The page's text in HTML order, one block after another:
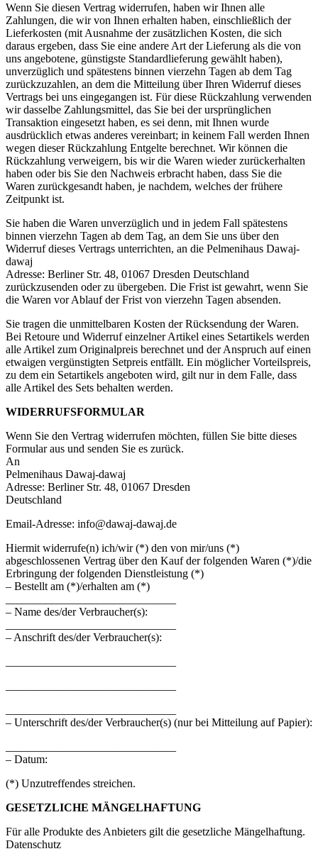
Wenn Sie diesen Vertrag widerrufen, haben wir Ihnen alle
Zahlungen, die wir von Ihnen erhalten haben, einschließlich der
Lieferkosten (mit Ausnahme der zusätzlichen Kosten, die sich
daraus ergeben, dass Sie eine andere Art der Lieferung als die von
uns angebotene, günstigste Standardlieferung gewählt haben),
unverzüglich und spätestens binnen vierzehn Tagen ab dem Tag
zurückzuzahlen, an dem die Mitteilung über Ihren Widerruf dieses
Vertrags bei uns eingegangen ist. Für diese Rückzahlung verwenden
wir dasselbe Zahlungsmittel, das Sie bei der ursprünglichen
Transaktion eingesetzt haben, es sei denn, mit Ihnen wurde
ausdrücklich etwas anderes vereinbart; in keinem Fall werden Ihnen
wegen dieser Rückzahlung Entgelte berechnet. Wir können die
Rückzahlung verweigern, bis wir die Waren wieder zurückerhalten
haben oder bis Sie den Nachweis erbracht haben, dass Sie die
Waren zurückgesandt haben, je nachdem, welches der frühere
Zeitpunkt ist.
Sie haben die Waren unverzüglich und in jedem Fall spätestens
binnen vierzehn Tagen ab dem Tag, an dem Sie uns über den
Widerruf dieses Vertrags unterrichten, an die Pelmenihaus Dawaj-
dawaj
Adresse: Berliner Str. 48, 01067 Dresden Deutschland
zurückzusenden oder zu übergeben. Die Frist ist gewahrt, wenn Sie
die Waren vor Ablauf der Frist von vierzehn Tagen absenden.
Sie tragen die unmittelbaren Kosten der Rücksendung der Waren.
Bei Retoure und Widerruf einzelner Artikel eines Setartikels werden
alle Artikel zum Originalpreis berechnet und der Anspruch auf einen
etwaigen vergünstigten Setpreis entfällt. Ein möglicher Vorteilspreis,
zu dem ein Setartikels angeboten wird, gilt nur in dem Falle, dass
alle Artikel des Sets behalten werden.
WIDERRUFSFORMULAR
Wenn Sie den Vertrag widerrufen möchten, füllen Sie bitte dieses
Formular aus und senden Sie es zurück.
An
Pelmenihaus Dawaj-dawaj
Adresse: Berliner Str. 48, 01067 Dresden
Deutschland
Email-Adresse: info@dawaj-dawaj.de
Hiermit widerrufe(n) ich/wir (*) den von mir/uns (*)
abgeschlossenen Vertrag über den Kauf der folgenden Waren (*)/die
Erbringung der folgenden Dienstleistung (*)
– Bestellt am (*)/erhalten am (*)
– Name des/der Verbraucher(s):
– Anschrift des/der Verbraucher(s):
– Unterschrift des/der Verbraucher(s) (nur bei Mitteilung auf Papier):
– Datum:
(*) Unzutreffendes streichen.
GESETZLICHE MÄNGELHAFTUNG
Für alle Produkte des Anbieters gilt die gesetzliche Mängelhaftung.
Datenschutz